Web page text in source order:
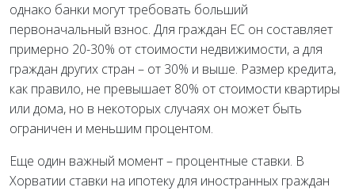
однако банки могут требовать больший
первоначальный взнос. Для граждан ЕС он составляет
примерно 20-30% от стоимости недвижимости, а для
граждан других стран – от 30% и выше. Размер кредита,
как правило, не превышает 80% от стоимости квартиры
или дома, но в некоторых случаях он может быть
ограничен и меньшим процентом.
Еще один важный момент – процентные ставки. В
Хорватии ставки на ипотеку для иностранных граждан